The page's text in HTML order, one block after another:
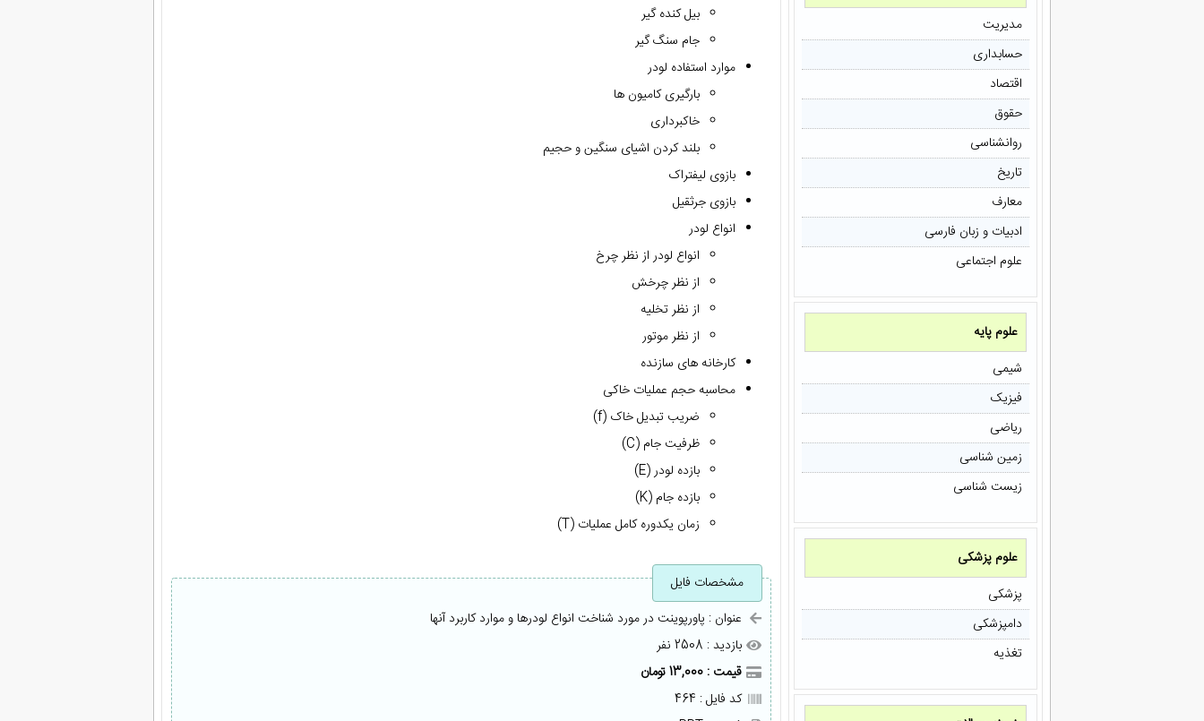
مدیریت
حسابداری
اقتصاد
حقوق
روانشناسی
تاریخ
معارف
ادبیات و زبان فارسی
علوم اجتماعی
علوم پایه
شیمی
فیزیک
ریاضی
زمین شناسی
زیست شناسی
علوم پزشکی
پزشکی
دامپزشکی
تغذیه
بیل کنده گیر
جام سنگ گیر
موارد استفاده لودر
بارگیری کامیون ها
خاکبرداری
بلند کردن اشیای سنگین و حجیم
بازوی لیفتراک
بازوی جرثقیل
انواع لودر
انواع لودر از نظر چرخ
از نظر چرخش
از نظر تخلیه
از نظر موتور
کارخانه های سازنده
محاسبه حجم عملیات خاکی
ضریب تبدیل خاک (f)
ظرفیت جام (C)
بازده لودر (E)
بازده جام (K)
زمان یکدوره کامل عملیات (T)
مشخصات فایل
عنوان : پاورپوینت در مورد شناخت انواع لودرها و موارد کاربرد آنها
بازدید : 2508 نفر
قیمت : 13,000 تومان
کد فایل : 464